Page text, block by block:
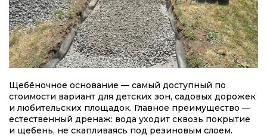
Щебёночное основание — самый доступный по
стоимости вариант для детских зон, садовых дорожек
и любительских площадок. Главное преимущество —
естественный дренаж: вода уходит сквозь покрытие
и щебень, не скапливаясь под резиновым слоем.